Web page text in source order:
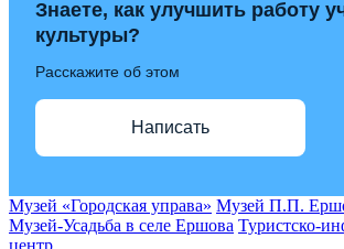
Знаете, как улучшить работу
культуры?
Расскажите об этом
Написать
Музей «Городская управа» Музей П.П.
Музей-Усадьба в селе Ершова Туристско-
центр